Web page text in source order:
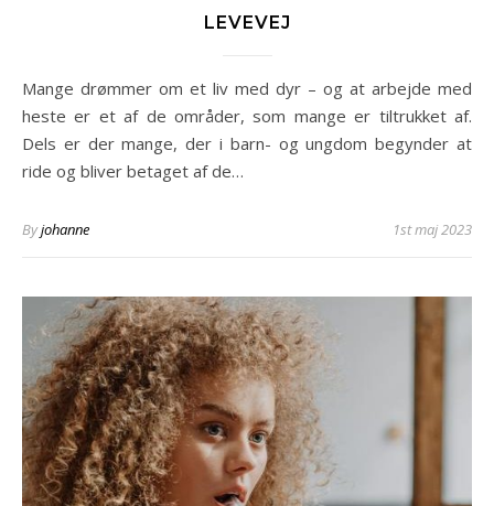
LEVEVEJ
Mange drømmer om et liv med dyr – og at arbejde med
heste er et af de områder, som mange er tiltrukket af.
Dels er der mange, der i barn- og ungdom begynder at
ride og bliver betaget af de…
Byjohanne 1st maj 2023